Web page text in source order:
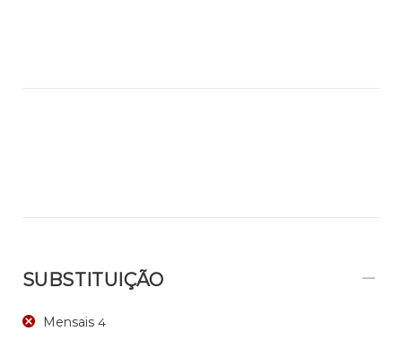
SUBSTITUIÇÃO
Mensais 4